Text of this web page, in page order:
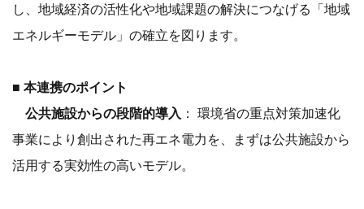
し、地域経済の活性化や地域課題の解決につなげる「地域
エネルギーモデル」の確立を図ります。
■ 本連携のポイント
公共施設からの段階的導入 ： 環境省の重点対策加速化
事業により創出された再エネ電力を、まずは公共施設から
活用する実効性の高いモデル。